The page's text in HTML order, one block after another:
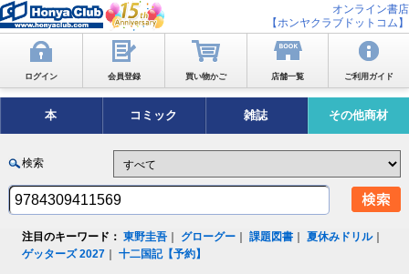
オンライン書店
【ホンヤクラブドットコム】
ログイン 会員登録 買い物かご 店舗一覧 ご利用ガイド
本 コミック 雑誌 その他商材
検索
注目のキーワード： 東野圭吾 グローグー ｜課題図書 ｜夏休みドリル｜
ゲッターズ 2027 ｜十二国記【予約】